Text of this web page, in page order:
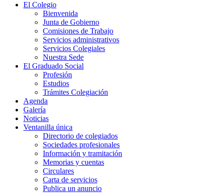
El Colegio
Bienvenida
Junta de Gobierno
Comisiones de Trabajo
Servicios administrativos
Servicios Colegiales
Nuestra Sede
El Graduado Social
Profesión
Estudios
Trámites Colegiación
Agenda
Galería
Noticias
Ventanilla única
Directorio de colegiados
Sociedades profesionales
Información y tramitación
Memorias y cuentas
Circulares
Carta de servicios
Publica un anuncio